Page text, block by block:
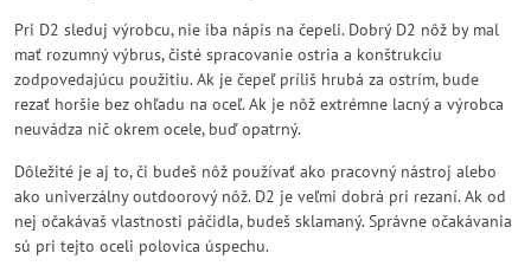
Pri D2 sleduj výrobcu, nie iba nápis na čepeli. Dobrý D2 nôž by mal
mať rozumný výbrus, čisté spracovanie ostria a konštrukciu
zodpovedajúcu použitiu. Ak je čepeľ príliš hrubá za ostrím, bude
rezať horšie bez ohľadu na oceľ. Ak je nôž extrémne lacný a výrobca
neuvádza nič okrem ocele, buď opatrný.
Dôležité je aj to, či budeš nôž používať ako pracovný nástroj alebo
ako univerzálny outdoorový nôž. D2 je veľmi dobrá pri rezaní. Ak od
nej očakávaš vlastnosti páčidla, budeš sklamaný. Správne očakávania
sú pri tejto oceli polovica úspechu.